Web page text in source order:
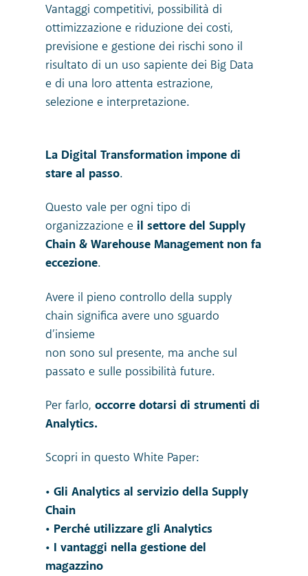
Vantaggi competitivi, possibilità di
ottimizzazione e riduzione dei costi,
previsione e gestione dei rischi sono il
risultato di un uso sapiente dei Big Data
e di una loro attenta estrazione,
selezione e interpretazione.
La Digital Transformation impone di
stare al passo.
Questo vale per ogni tipo di
organizzazione e il settore del Supply
Chain & Warehouse Management non fa
eccezione.
Avere il pieno controllo della supply
chain significa avere uno sguardo
d’insieme
non sono sul presente, ma anche sul
passato e sulle possibilità future.
Per farlo, occorre dotarsi di strumenti di
Analytics.
Scopri in questo White Paper:
• Gli Analytics al servizio della Supply
Chain
• Perché utilizzare gli Analytics
• I vantaggi nella gestione del
magazzino